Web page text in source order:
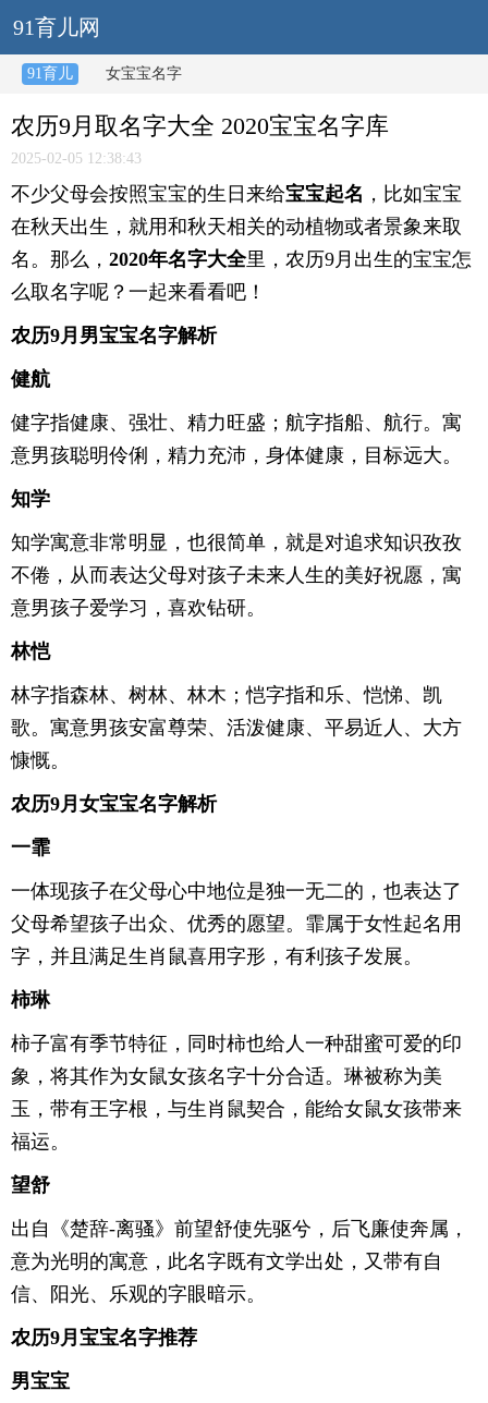
91育儿网
91育儿 女宝宝名字
农历9月取名字大全 2020宝宝名字库
2025-02-05 12:38:43
不少父母会按照宝宝的生日来给宝宝起名 ，比如宝宝
在秋天出生，就用和秋天相关的动植物或者景象来取
名。那么， 2020年名字大全里，农历9月出生的宝宝怎
么取名字呢？一起来看看吧！
农历9月男宝宝名字解析
健航
健字指健康、强壮、精力旺盛；航字指船、航行。寓
意男孩聪明伶俐，精力充沛，身体健康，目标远大。
知学
知学寓意非常明显，也很简单，就是对追求知识孜孜
不倦，从而表达父母对孩子未来人生的美好祝愿，寓
意男孩子爱学习，喜欢钻研。
林恺
林字指森林、树林、林木；恺字指和乐、恺悌、凯
歌。寓意男孩安富尊荣、活泼健康、平易近人、大方
慷慨。
农历9月女宝宝名字解析
一霏
一体现孩子在父母心中地位是独一无二的，也表达了
父母希望孩子出众、优秀的愿望。霏属于女性起名用
字，并且满足生肖鼠喜用字形，有利孩子发展。
柿琳
柿子富有季节特征，同时柿也给人一种甜蜜可爱的印
象，将其作为女鼠女孩名字十分合适。琳被称为美
玉，带有王字根，与生肖鼠契合，能给女鼠女孩带来
福运。
望舒
出自《楚辞-离骚》前望舒使先驱兮，后飞廉使奔属，
意为光明的寓意，此名字既有文学出处，又带有自
信、阳光、乐观的字眼暗示。
农历9月宝宝名字推荐
男宝宝